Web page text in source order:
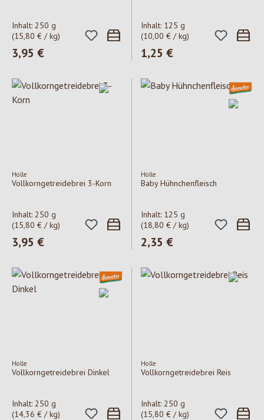
Inhalt: 250 g
(15,80 € / kg)
Regulärer Preis:
3,95 €
Inhalt: 125 g
(10,00 € / kg)
Regulärer Preis:
1,25 €
Holle
Vollkorngetreidebrei 3-Korn
Inhalt: 250 g
(15,80 € / kg)
Regulärer Preis:
3,95 €
Holle
Baby Hühnchenfleisch
Inhalt: 125 g
(18,80 € / kg)
Regulärer Preis:
2,35 €
Holle
Vollkorngetreidebrei Dinkel
Inhalt: 250 g
(14,36 € / kg)
Holle
Vollkorngetreidebrei Reis
Inhalt: 250 g
(15,80 € / kg)